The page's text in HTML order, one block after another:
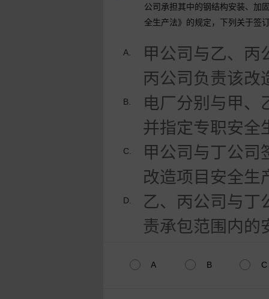
公司承担其中的钢结构安装、加
全生产法》的规定，下列关于签
A.
甲公司与乙、丙
丙公司负责该改
B.
电厂分别与甲、
并指定专职安全
C.
甲公司与丁公司
改造项目安全生
D.
乙、丙公司与丁
责承包范围内的
A B C